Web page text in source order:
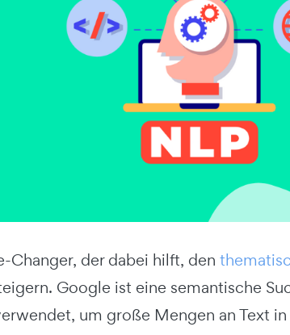
Changer, der dabei hilft, den
Google ist eine semantische
um große Mengen an Text